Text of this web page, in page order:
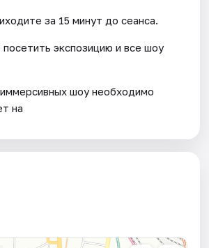
за 15 минут до сеанса.
экспозицию и все шоу
шоу необходимо
на